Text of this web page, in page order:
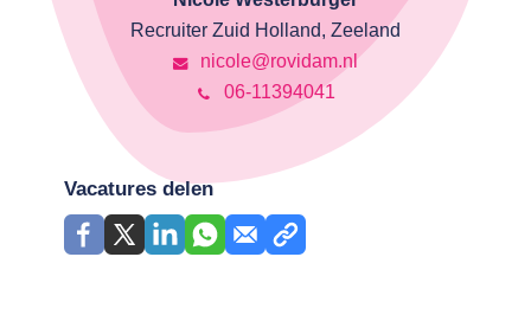
Recruiter Zuid Holland, Zeeland
nicole@rovidam.nl
06-11394041
Vacatures delen